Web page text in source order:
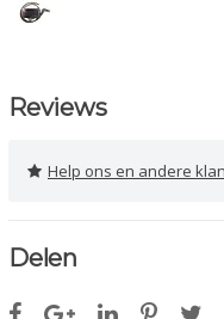
Reviews
Help ons en andere
Delen